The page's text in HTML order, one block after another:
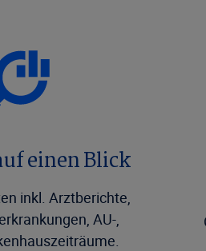
einen Blick
inkl. Arztberichte,
AU-,